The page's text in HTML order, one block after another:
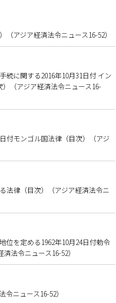
アジア経済法令ニュース16-52）
続に関する2016年10月31日付 イン
（アジア経済法令ニュース16-
付モンゴル国法律（目次）（アジ
法律（目次）（アジア経済法令ニ
位を定める1962年10月24日付勅令
法令ニュース16-52）
ニュース16-52）